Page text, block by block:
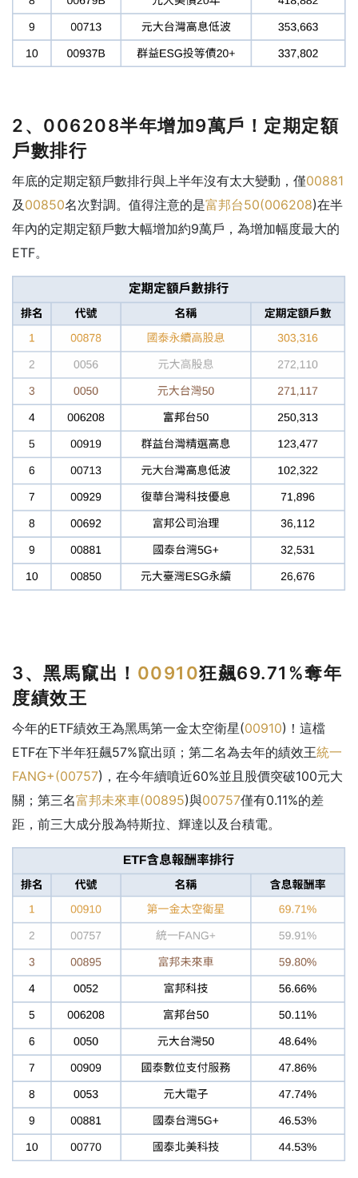
2、006208半年增加9萬戶！定期定額
戶數排行
年底的定期定額戶數排行與上半年沒有太大變動，僅00881
及 00850名次對調。值得注意的是富邦台50(006208)在半
年內的定期定額戶數大幅增加約9萬戶，為增加幅度最大的
ETF。
3、黑馬竄出！ 00910狂飆69.71%奪年
度績效王
今年的ETF績效王為黑馬第一金太空衛星(00910)！這檔
ETF在下半年狂飆57%竄出頭；第二名為去年的績效王統一
FANG+(00757)，在今年續噴近60%並且股價突破100元大
關；第三名富邦未來車(00895)與00757僅有0.11%的差
距，前三大成分股為特斯拉、輝達以及台積電。